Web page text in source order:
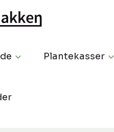
Plantekasser